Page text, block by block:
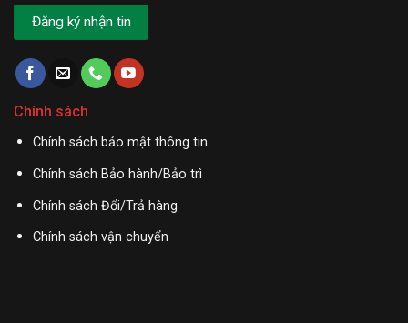
Chính sách
Chính sách bảo mật thông tin
Chính sách Bảo hành/Bảo trì
Chính sách Đổi/Trả hàng
Chính sách vận chuyển